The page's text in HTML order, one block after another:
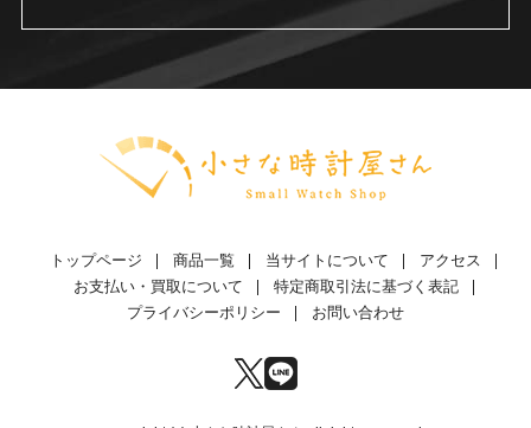
トップページ 商品一覧 当サイトについて
アクセス
お支払い・買取について
特定商取引法に基づく表記
プライバシーポリシー
お問い合わせ